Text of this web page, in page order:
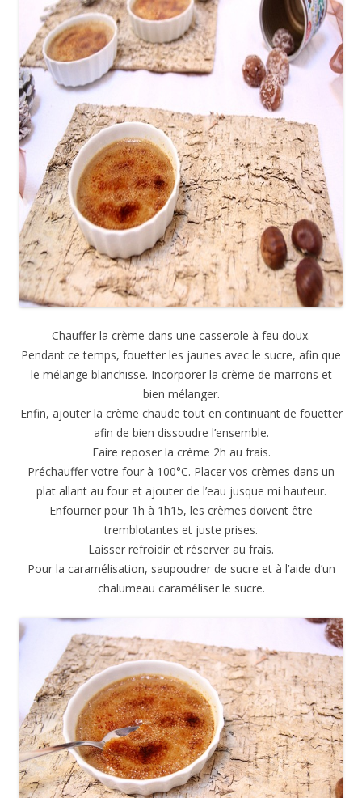
Chauffer la crème dans une casserole à feu doux.
Pendant ce temps, fouetter les jaunes avec le sucre, afin que
le mélange blanchisse. Incorporer la crème de marrons et
bien mélanger.
Enfin, ajouter la crème chaude tout en continuant de fouetter
afin de bien dissoudre l’ensemble.
Faire reposer la crème 2h au frais.
Préchauffer votre four à 100°C. Placer vos crèmes dans un
plat allant au four et ajouter de l’eau jusque mi hauteur.
Enfourner pour 1h à 1h15, les crèmes doivent être
tremblotantes et juste prises.
Laisser refroidir et réserver au frais.
Pour la caramélisation, saupoudrer de sucre et à l’aide d’un
chalumeau caraméliser le sucre.